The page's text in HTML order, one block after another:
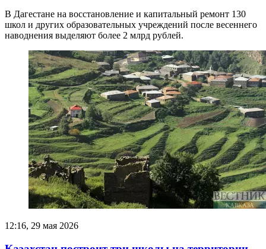
В Дагестане на восстановление и капитальный ремонт 130
школ и других образовательных учреждений после весеннего
наводнения выделяют более 2 млрд рублей.
12:16, 29 мая 2026